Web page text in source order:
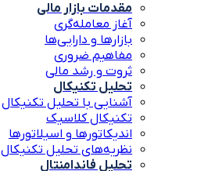
مقدمات بازار مالی
آغاز معامله‌گری
بازارها و دارایی‌ها
مفاهیم ضروری
ثروت و رشد مالی
تحلیل تکنیکال
آشنایی با تحلیل تکنیکال
تکنیکال کلاسیک
اندیکاتورها و اسیلاتورها
نظریه‌های تحلیل تکنیکال
تحلیل فاندامنتال